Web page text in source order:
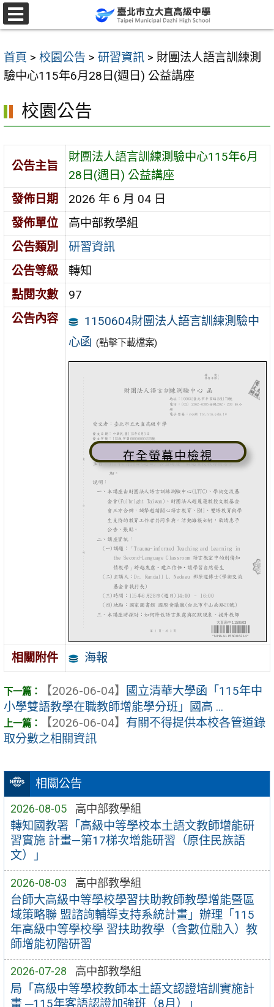
跳
至
要
內
區
首頁 > 校園公告 > 研習資訊 > 財團法人語言訓練測
驗中心115年6月28日(週日) 公益講座
相關公告
2026-08-05 高中部教學組
轉知國教署「高級中等學校本土語文教師增能研
習實施 計畫—第17梯次增能研習（原住民族語
文）」
2026-08-03 高中部教學組
台師大高級中等學校學習扶助教師教學增能暨區
域策略聯 盟諮詢輔導支持系統計畫」辦理「115
年高級中等學校學 習扶助教學（含數位融入）教
師增能初階研習
2026-07-28 高中部教學組
局「高級中等學校教師本土語文認證培訓實施計
畫 ─115年客語認證加強班（8月）」
校園公告
公告主旨
財團法人語言訓練測驗中心115年6月
28日(週日) 公益講座
發佈日期
2026 年 6 月 04 日
發佈單位
高中部教學組
公告類別
研習資訊
公告等級
轉知
點閱次數
97
公告內容
1150604財團法人語言訓練測驗中
心函 (點擊下載檔案)
在全螢幕中檢視
相關附件 海報
【2026-06-04】
國立清華大學函「115年中
小學雙語教學在職教師增能學分班」國高 ...
【2026-06-04】 有關不得提供本校各管道錄
取分數之相關資訊
選
單